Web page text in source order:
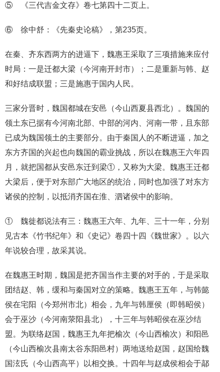
⑤ 《三代吉金文存》卷七第四十二页上。
⑥ 徐中舒：《先秦史论稿》，第235页。
在秦、齐东西两方的进逼下，魏惠王采取了三项措施来应付
时局：一是迁都大梁（今河南开封市）；二是重新与韩、赵
和好结成联盟；三是施惠于国内人民。
三家分晋时，魏国都城在安邑（今山西夏县西北）。魏国的
领土东已据有今河南北部、中部的河内、河南一带，且东部
已成为魏国领土的主要部分。由于秦国人的不断进逼，加之
东方齐国的兴起也向魏国的霸业挑战，所以在魏惠王六年四
月，就把国都从安邑东迁到梁①，又称为大梁。魏惠王迁都
大梁后，便于对东部广大地区的统治，同时也加强了对东方
诸侯的控制，以抵消齐国在淮、泗诸侯中的影响。
① 魏徙都说法有三：魏惠王六年、九年、三十一年，分别
见古本《竹书纪年》和《史记》卷四十四《魏世家》。以六
年说较合理，故采其说。
在魏惠王时期，魏国是把齐国当作主要的对手的，于是采取
团结赵、韩，缓和与秦国对立的策略。魏惠王五年，与韩懿
侯在宅阳（今郑州市北）相会，九年与韩厘侯（即韩昭侯）
会于巫沙（今河南荥阳县北），十三年与韩昭侯在巫沙结
盟。为联络赵国，魏惠王九年把榆次（今山西榆次）和阳邑
（今山西榆次县南太谷东阳邑村）两地送给赵国，赵国给魏
国泫氏（今山西高平）以相交换。十四年与赵成侯相会于鄗